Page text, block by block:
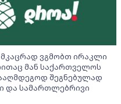
ვგმობთ ირაკლი
მან საქართველოს
შეგნებულად
და სამართლებრივი